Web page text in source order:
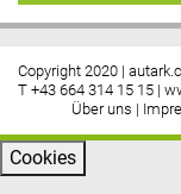
Copyright 2020 |
T +43 664 314 15 15 |
Über uns |
Cookies